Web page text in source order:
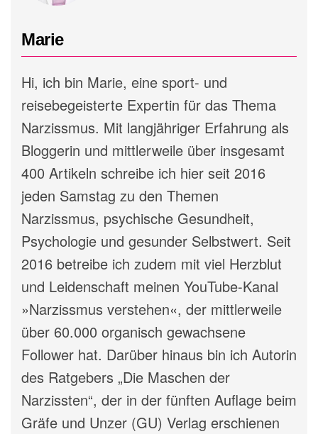
Marie
Hi, ich bin Marie, eine sport- und
reisebegeisterte Expertin für das Thema
Narzissmus. Mit langjähriger Erfahrung als
Bloggerin und mittlerweile über insgesamt
400 Artikeln schreibe ich hier seit 2016
jeden Samstag zu den Themen
Narzissmus, psychische Gesundheit,
Psychologie und gesunder Selbstwert. Seit
2016 betreibe ich zudem mit viel Herzblut
und Leidenschaft meinen YouTube-Kanal
»Narzissmus verstehen«, der mittlerweile
über 60.000 organisch gewachsene
Follower hat. Darüber hinaus bin ich Autorin
des Ratgebers „Die Maschen der
Narzissten“, der in der fünften Auflage beim
Gräfe und Unzer (GU) Verlag erschienen